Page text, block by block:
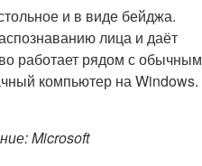
и в виде бейджа.
лица и даёт
работает рядом с обычным
компьютер на Windows.
Microsoft